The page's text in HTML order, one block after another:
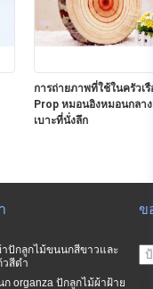
การถ่ายภาพที่ใช้ในครัวเรื
Prop หมอนอิงหมอนกลาง
เบาะที่นั่งลึก
าปักลูกไม้ขนนกสีขาวและ
วสีดำ
organza ปักลูกไม้ผ้าฝ้าย
ข